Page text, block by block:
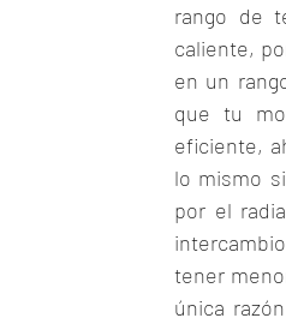
rango de
caliente,
en un
que tu
eficiente,
lo mismo
por el
tener
única